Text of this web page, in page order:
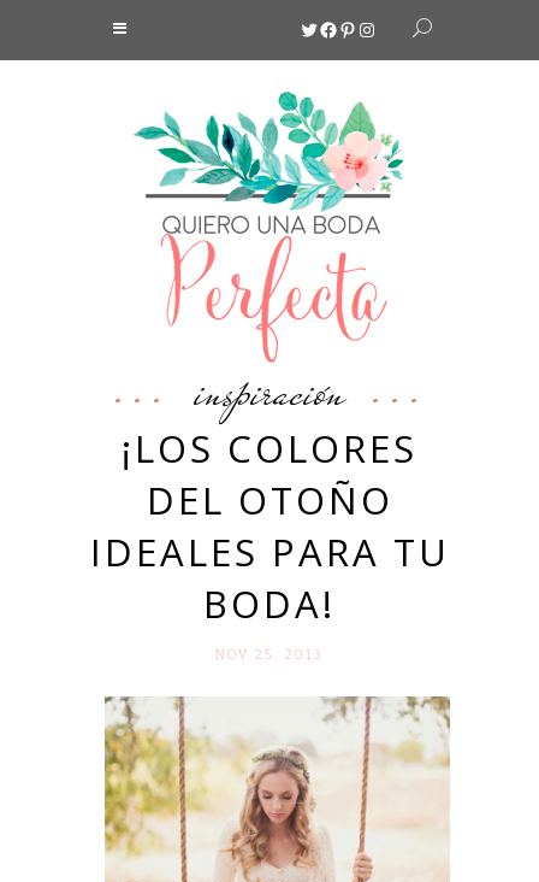
Twitter
Facebook
Pinterest
Instagram
inspiración
¡LOS COLORES
DEL OTOÑO
IDEALES PARA TU
BODA!
NOV 25. 2013